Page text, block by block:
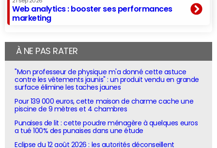
Web analytics : booster ses performances
marketing
À NE PAS RATER
"Mon professeur de physique m'a donné cette astuce
contre les vêtements jaunis" : un produit vendu en grande
surface élimine les taches jaunes
Pour 139 000 euros, cette maison de charme cache une
piscine de 9 mètres et 4 chambres
Punaises de lit : cette poudre ménagère à quelques euros
a tué 100% des punaises dans une étude
Eclipse du 12 août 2026 : les autorités déconseillent